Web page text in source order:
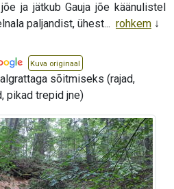
ja jätkub Gauja jõe käänulistel
paljandist, ühest... rohkem
Kuva originaal
sõitmiseks (rajad,
pikad trepid jne)